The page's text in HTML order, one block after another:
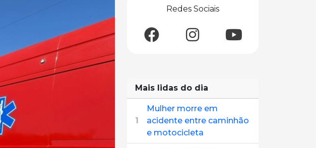
Redes Sociais
Mais lidas do dia
1
Mulher morre em
acidente entre caminhão
e motocicleta